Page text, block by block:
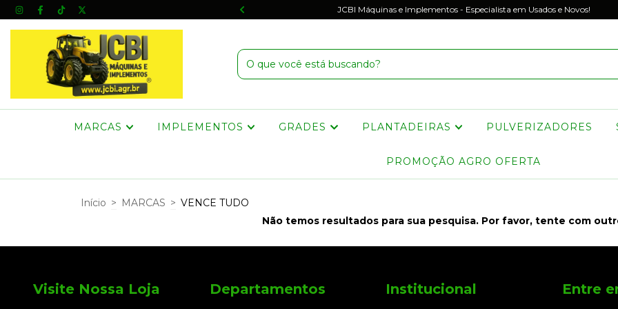
pelo Melhor Custo-Benefício do Mercado! JCBI Máquinas e Implementos - Especialista em Usados e Novos!
MARCAS IMPLEMENTOS GRADES PLANTADEIRAS PULVERIZADORES
PROMOÇÃO AGRO OFERTA
Início > MARCAS > VENCE TUDO
Não temos resultados para sua pesquisa. Por favor, tente com
Visite Nossa Loja Departamentos Institucional Entre